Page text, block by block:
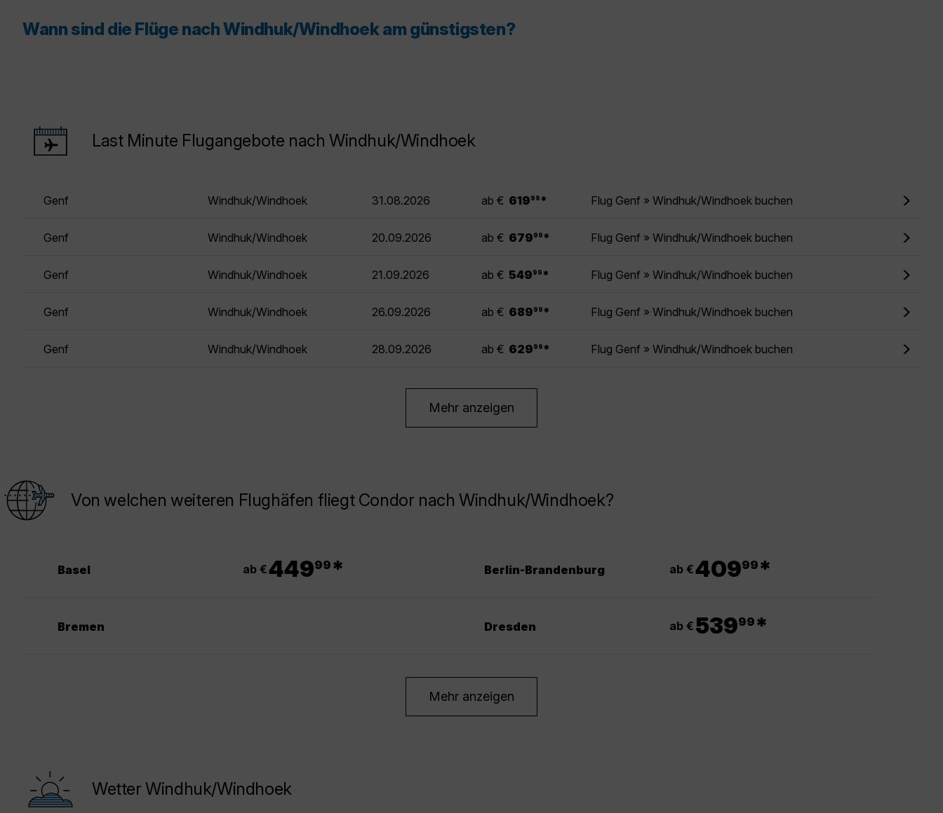
Wann sind die Flüge nach Windhuk/Windhoek am günstigsten?
Last Minute Flugangebote nach Windhuk/Windhoek
Genf Windhuk/Windhoek 31.08.2026 ab € 619 99 * Flug Genf » Windhuk/Windhoek buchen
Genf Windhuk/Windhoek 20.09.2026 ab € 679 99 * Flug Genf » Windhuk/Windhoek buchen
Genf Windhuk/Windhoek 21.09.2026 ab € 549 99 * Flug Genf » Windhuk/Windhoek buchen
Genf Windhuk/Windhoek 26.09.2026 ab € 689 99 * Flug Genf » Windhuk/Windhoek buchen
Genf Windhuk/Windhoek 28.09.2026 ab € 629 99 * Flug Genf » Windhuk/Windhoek buchen
Mehr anzeigen
Von welchen weiteren Flughäfen fliegt Condor nach Windhuk/Windhoek?
Basel ab €44999 * Berlin-Brandenburg ab €40999 *
Bremen Dresden ab € 53999 *
Mehr anzeigen
Wetter Windhuk/Windhoek